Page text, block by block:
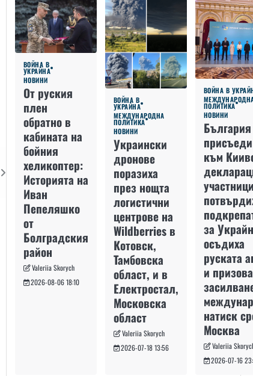
ВОЙНА В
УКРАЙНА
НОВИНИ
От руския
плен
обратно в
кабината на
бойния
хеликоптер:
Историята на
Иван
Пепеляшко
от
Болградския
район
Valeriia Skorych
2026-08-06 18:10
ВОЙНА В
УКРАЙНА
МЕЖДУНАРОДНА
ПОЛИТИКА
НОВИНИ
Украински
дронове
поразиха
през нощта
логистични
центрове на
Wildberries в
Котовск,
Тамбовска
област, и в
Електростал,
Московска
област
Valeriia Skorych
2026-07-18 13:56
ВОЙНА В
ПОЛИТИКА
НОВИНИ
към
за
осъдиха
руската
и
натиск
Москва
Valeriia
2026-07-16